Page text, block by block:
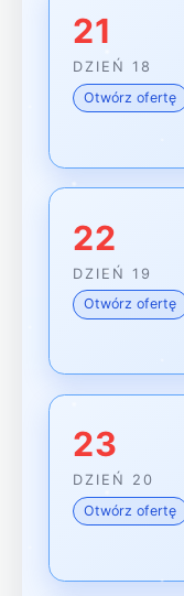
21
DZIEŃ 18
Otwórz ofertę
22
DZIEŃ 19
Otwórz ofertę
23
DZIEŃ 20
Otwórz ofertę